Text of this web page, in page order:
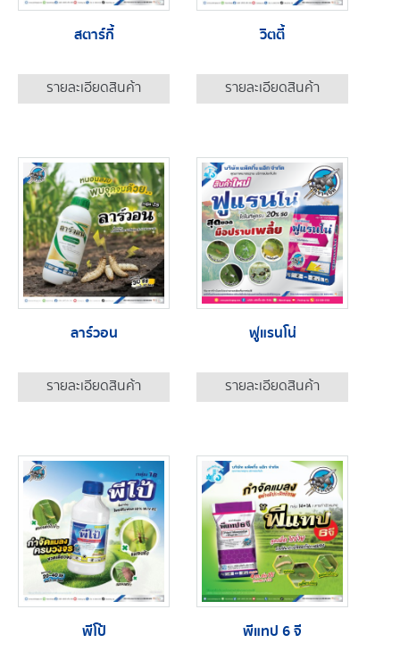
สตาร์กี้
รายละเอียดสินค้า
วิตตี้
รายละเอียดสินค้า
ลาร์วอน
รายละเอียดสินค้า
ฟูแรนโน่
รายละเอียดสินค้า
พีโป้ พีแทป 6 จี